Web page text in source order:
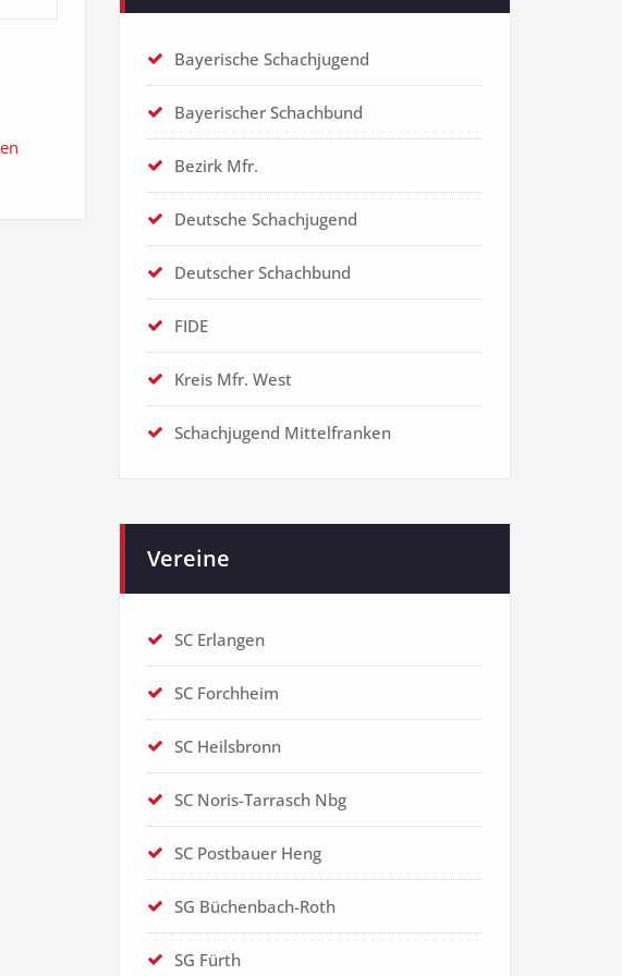
Bayerische Schachjugend
Bayerischer Schachbund
Bezirk Mfr.
Deutsche Schachjugend
Deutscher Schachbund
FIDE
Kreis Mfr. West
Schachjugend Mittelfranken
Vereine
SC Erlangen
SC Forchheim
SC Heilsbronn
SC Noris-Tarrasch Nbg
SC Postbauer Heng
SG Büchenbach-Roth
SG Fürth